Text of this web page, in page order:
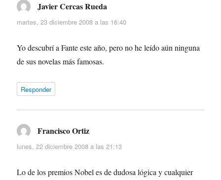
Javier Cercas Rueda
martes, 23 diciembre 2008 a las 16:40
Yo descubrí a Fante este año, pero no he leído aún ninguna
de sus novelas más famosas.
Responder
Francisco Ortiz
lunes, 22 diciembre 2008 a las 21:13
Lo de los premios Nobel es de dudosa lógica y cualquier